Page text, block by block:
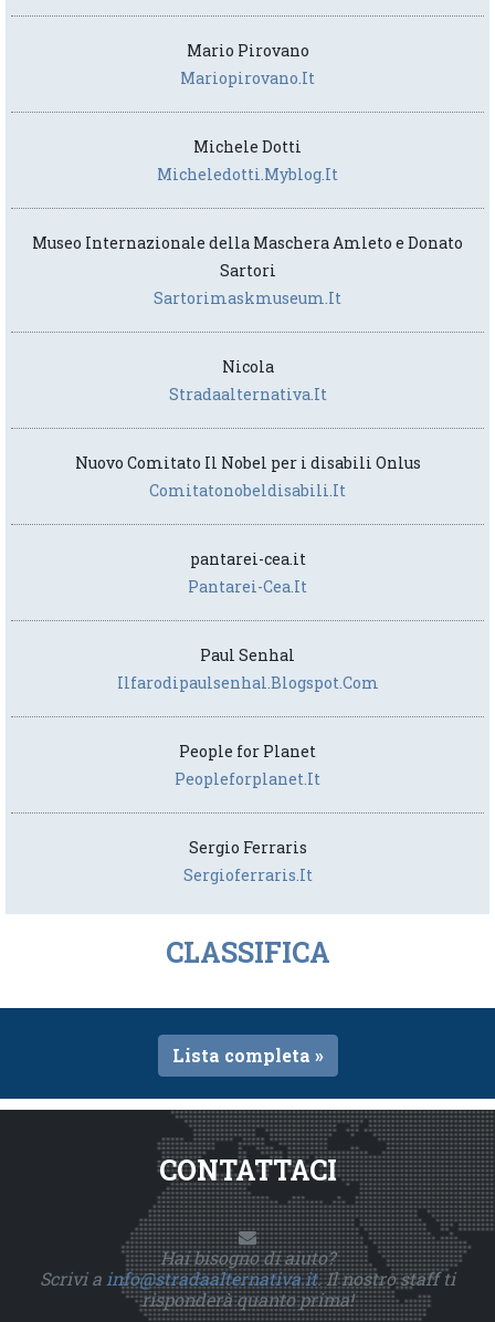
Mario Pirovano
Mariopirovano.it
Michele Dotti
Micheledotti.myblog.it
Museo Internazionale della Maschera Amleto e Donato
Sartori
Sartorimaskmuseum.it
Nicola
Stradaalternativa.it
Nuovo Comitato Il Nobel per i disabili Onlus
Comitatonobeldisabili.it
pantarei-cea.it
Pantarei-Cea.it
Paul Senhal
Ilfarodipaulsenhal.blogspot.com
People for Planet
Peopleforplanet.it
Sergio Ferraris
Sergioferraris.it
CLASSIFICA
Lista completa »
CONTATTACI
Hai bisogno di aiuto?
Scrivi a info@stradaalternativa.it. Il nostro staff ti
risponderà quanto prima!